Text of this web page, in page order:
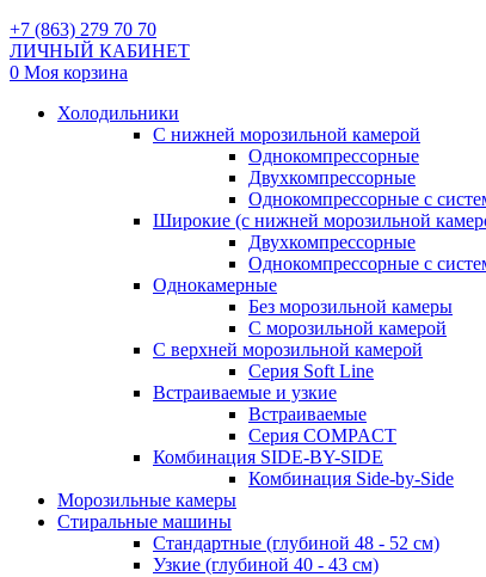
+7 (863) 279 70 70
ЛИЧНЫЙ КАБИНЕТ
0 Моя корзина
Холодильники
С нижней морозильной камерой
Однокомпрессорные
Двухкомпрессорные
Однокомпрессорные с
Широкие (с нижней морозильной
Двухкомпрессорные
Однокомпрессорные с
Однокамерные
Без морозильной камеры
С морозильной камерой
С верхней морозильной камерой
Серия Soft Line
Встраиваемые и узкие
Встраиваемые
Серия СOMPACT
Комбинация SIDE-BY-SIDE
Комбинация Side-by-Side
Морозильные камеры
Стиральные машины
Стандартные (глубиной 48 - 52 см)
Узкие (глубиной 40 - 43 см)